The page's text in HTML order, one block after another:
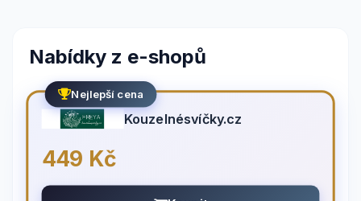
Nabídky z e-shopů
Nejlepší cena
Kouzelnésvíčky.cz
449 Kč